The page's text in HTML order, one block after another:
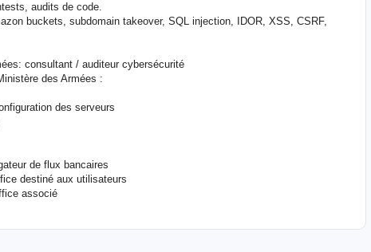
audits de code.
buckets, subdomain takeover, SQL injection, IDOR, XSS, CSRF,
consultant / auditeur cybersécurité
des Armées :
des serveurs
de flux bancaires
destiné aux utilisateurs
associé